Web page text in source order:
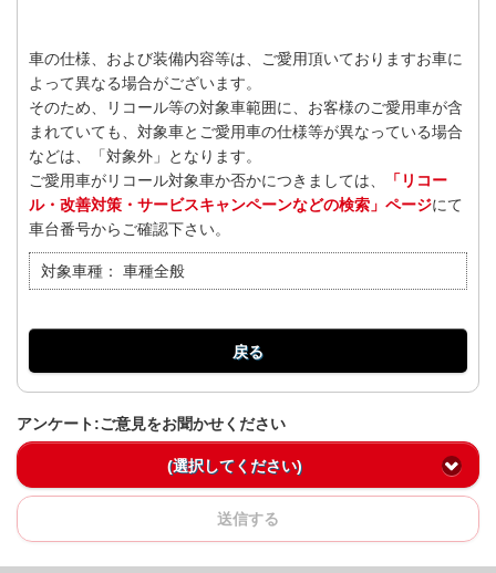
車の仕様、および装備内容等は、ご愛用頂いておりますお車に
よって異なる場合がございます。
そのため、リコール等の対象車範囲に、お客様のご愛用車が含
まれていても、対象車とご愛用車の仕様等が異なっている場合
などは、「対象外」となります。
ご愛用車がリコール対象車か否かにつきましては、
「リコー
ル・改善対策・サービスキャンペーンなどの検索」ページにて
車台番号からご確認下さい。
対象車種： 車種全般
戻る
アンケート:ご意見をお聞かせください
(選択してください)
送信する